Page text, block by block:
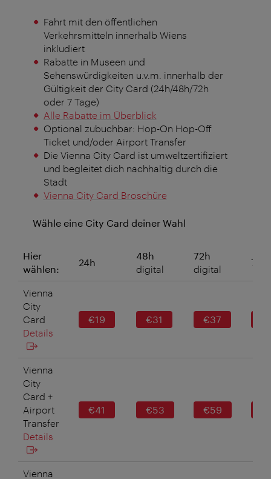
Fahrt mit den öffentlichen
Verkehrsmitteln innerhalb Wiens
inkludiert
Rabatte in Museen und
Sehenswürdigkeiten u.v.m. innerhalb der
Gültigkeit der City Card (24h/48h/72h
oder 7 Tage)
Alle Rabatte im Überblick
Optional zubuchbar: Hop-On Hop-Off
Ticket und/oder Airport Transfer
Die Vienna City Card ist umweltzertifiziert
und begleitet dich nachhaltig durch die
Stadt
Vienna City Card Broschüre
Wähle eine City Card deiner Wahl
Hier
wählen:
24h
48h
digital
72h
digital
7
Vienna
City
Card
Details
€19 €31 €37
Vienna
City
Card +
Airport
Transfer
Details
€41 €53 €59
Vienna